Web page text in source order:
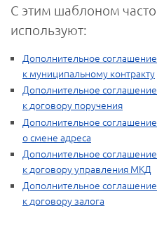
С этим шаблоном часто
используют:
Дополнительное соглашение
к муниципальному контракту
Дополнительное соглашение
к договору поручения
Дополнительное соглашение
о смене адреса
Дополнительное соглашение
к договору управления МКД
Дополнительное соглашение
к договору залога